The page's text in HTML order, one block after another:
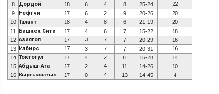
8 Дордой 18 6 4 8 25-24 22
9 Нефтчи 17 6 2 9 20-26
20
10 Талант 18 4 8 6 21-19
20
11
Бишкек Сити 17 4 6 7 15-22
18
12 Азиягол 17 3 7 7 20-29
16
13 Илбирс 17 3 7 7 20-31 16
14 Токтогул 17 4 2 11 15-28
14
15 Абдыш-Ата 17 2 4 11 14-26
10
16 Кыргызалтын 17 0 4 13 14-45 4